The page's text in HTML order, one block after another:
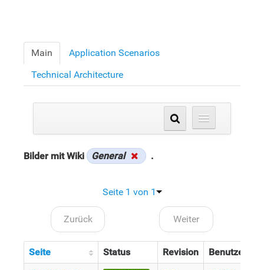
Main
Application Scenarios
Technical Architecture
Bilder mit Wiki General .
Seite 1 von 1
Zurück Weiter
Seite Status Revision Benutzer